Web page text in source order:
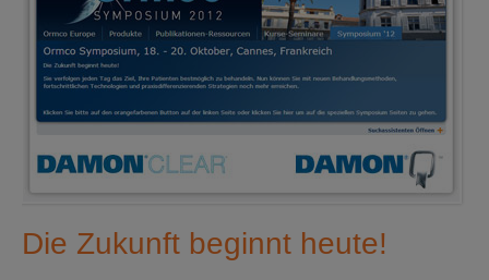
Die Zukunft beginnt heute!